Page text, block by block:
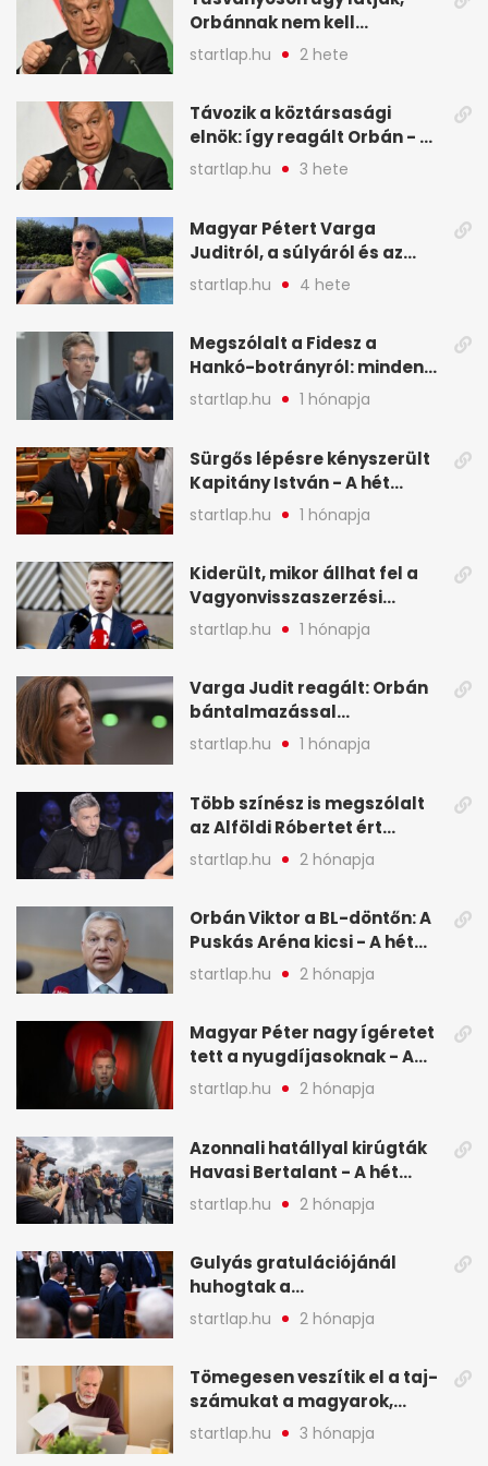
Orbánnak nem kell
változtatnia - A hét
legfontosabb hírei
startlap.hu 2 hete
Távozik a köztársasági
elnök: így reagált Orbán - A
hét legfontosabb hírei
képekben
startlap.hu 3 hete
Magyar Pétert Varga
Juditról, a súlyáról és az
alvásidejéről is faggatták a
Redditen, sok kérdésre sírva
A hét legfontosabb hírei
képekben
startlap.hu 4 hete
Megszólalt a Fidesz a
Hankó-botrányról: minden
forint jó helyre ment - A hét
legfontosabb hírei
startlap.hu 1 hónapja
Sürgős lépésre kényszerült
Kapitány István - A hét
legfontosabb hírei
képekben
startlap.hu 1 hónapja
Kiderült, mikor állhat fel a
Vagyonvisszaszerzési
Hivatal - A hét legfontosabb
hírei képekben
startlap.hu 1 hónapja
Varga Judit reagált: Orbán
bántalmazással
kapcsolatban emlegette - A
hét legfontosabb hírei
startlap.hu 1 hónapja
Több színész is megszólalt
az Alföldi Róbertet ért
vádakról - A hét
legfontosabb hírei
startlap.hu 2 hónapja
Orbán Viktor a BL-döntőn: A
Puskás Aréna kicsi - A hét
legfontosabb hírei képeken
startlap.hu 2 hónapja
Magyar Péter nagy ígéretet
tett a nyugdíjasoknak - A
hét legfontosabb hírei
képekben
startlap.hu 2 hónapja
Azonnali hatállyal kirúgták
Havasi Bertalant - A hét
legfontosabb hírei
képekben
startlap.hu 2 hónapja
Gulyás gratulációjánál
huhogtak a
leghangosabban, miután
Magyart miniszterelnökké
legfontosabb hírei
képekben
startlap.hu 2 hónapja
Tömegesen veszítik el a taj-
számukat a magyarok,
sokak ellen eljárást indít a
NAV - A hét hírei képekben
startlap.hu 3 hónapja